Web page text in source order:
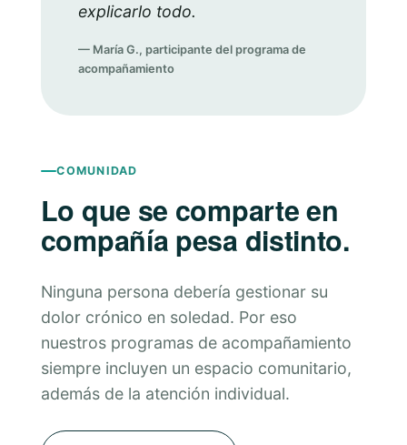
explicarlo todo.
— María G., participante del programa de
acompañamiento
COMUNIDAD
Lo que se comparte en
compañía pesa distinto.
Ninguna persona debería gestionar su
dolor crónico en soledad. Por eso
nuestros programas de acompañamiento
siempre incluyen un espacio comunitario,
además de la atención individual.